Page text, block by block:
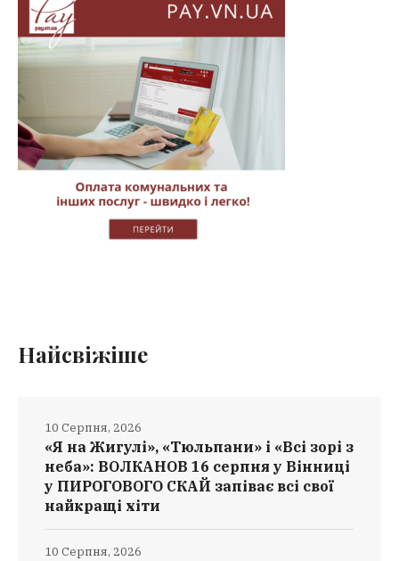
Найсвіжіше
«Я на Жигулі», «Тюльпани» і «Всі зорі з
неба»: ВОЛКАНОВ 16 серпня у Вінниці
у ПИРОГОВОГО СКАЙ запіває всі свої
найкращі хіти
10 Серпня, 2026
10 Серпня, 2026